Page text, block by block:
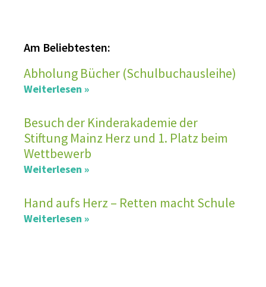
Am Beliebtesten:
Abholung Bücher (Schulbuchausleihe)
Weiterlesen »
Besuch der Kinderakademie der
Stiftung Mainz Herz und 1. Platz beim
Wettbewerb
Weiterlesen »
Hand aufs Herz – Retten macht Schule
Weiterlesen »